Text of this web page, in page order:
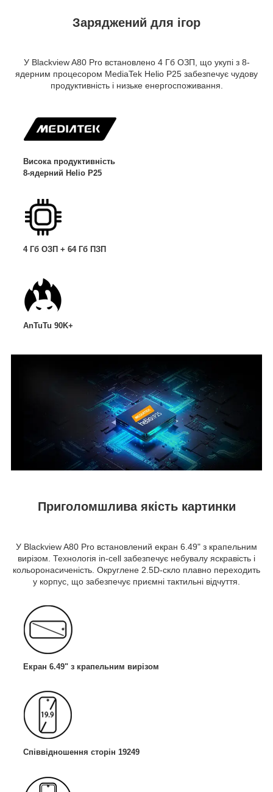
Заряджений для ігор
У Blackview A80 Pro встановлено 4 Гб ОЗП, що укупі з 8-
ядерним процесором MediaTek Helio P25 забезпечує чудову
продуктивність і низьке енергоспоживання.
Висока продуктивність
8-ядерний Helio P25
4 Гб ОЗП + 64 Гб ПЗП
AnTuTu 90K+
Приголомшлива якість картинки
У Blackview A80 Pro встановлений екран 6.49" з крапельним
вирізом. Технологія in-cell забезпечує небувалу яскравість і
кольоронасиченість. Округлене 2.5D-скло плавно переходить
у корпус, що забезпечує приємні тактильні відчуття.
Екран 6.49" з крапельним вирізом
Співвідношення сторін 19249